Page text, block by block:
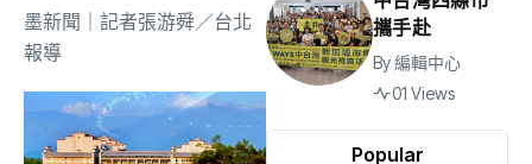
墨新聞 ｜記者張游舜／台北
報導
Popular
攜手赴
By編輯中心
01 Views